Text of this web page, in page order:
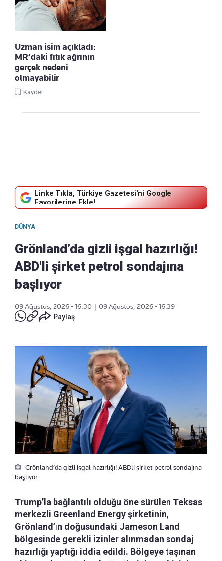
Uzman isim açıkladı:
MR’daki fıtık ağrının
gerçek nedeni
olmayabilir
Kaydet
Linke Tıkla, Türkiye Gazetesi'ni Google
Favorilerine Ekle!
DÜNYA
Grönland’da gizli işgal hazırlığı!
ABD'li şirket petrol sondajına
başlıyor
09 Ağustos, 2026 - 16:30
09 Ağustos, 2026 - 16:39
Paylaş
Grönland’da gizli işgal hazırlığı! ABDli şirket petrol sondajına
başlıyor
Trump’la bağlantılı olduğu öne sürülen Teksas
merkezli Greenland Energy şirketinin,
Grönland’ın doğusundaki Jameson Land
bölgesinde gerekli izinler alınmadan sondaj
hazırlığı yaptığı iddia edildi. Bölgeye taşınan